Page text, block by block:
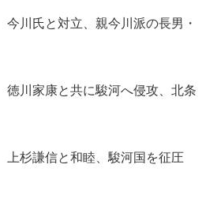
今川氏と対立、親今川派の長男・
徳川家康と共に駿河へ侵攻、北条
上杉謙信と和睦、駿河国を征圧